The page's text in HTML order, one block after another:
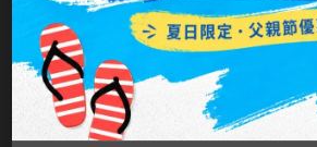
KARACON優視達
LARGAN星歐
Lens++永暘
防滑設計-鼻墊跟腳套為矽膠材
動